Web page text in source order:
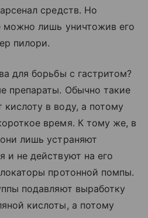
средств. Но
можно лишь уничтожив его
пилори.
для борьбы с гастритом?
препараты. Обычно такие
в воду, а потому
время. К тому же, в
лишь устраняют
и не действуют на его
протонной помпы.
подавляют выработку
кислоты, а потому